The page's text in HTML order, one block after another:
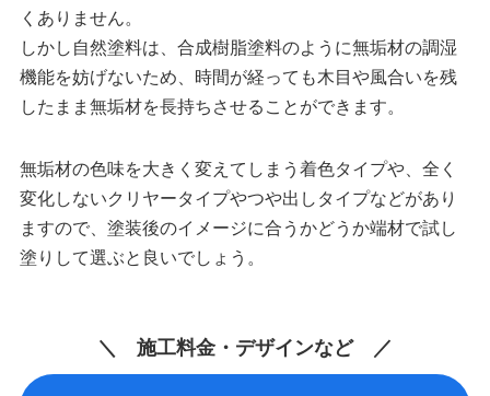
くありません。
しかし自然塗料は、合成樹脂塗料のように無垢材の調湿
機能を妨げないため、時間が経っても木目や風合いを残
したまま無垢材を長持ちさせることができます。
無垢材の色味を大きく変えてしまう着色タイプや、全く
変化しないクリヤータイプやつや出しタイプなどがあり
ますので、塗装後のイメージに合うかどうか端材で試し
塗りして選ぶと良いでしょう。
＼ 施工料金・デザインなど ／